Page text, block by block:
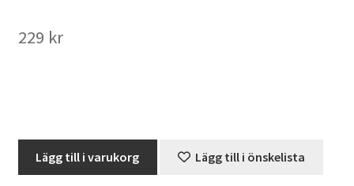
Butik
229 kr
Lägg till i varukorg Lägg till i önskelista